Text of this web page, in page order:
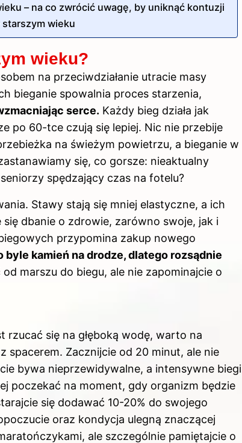
– na co zwrócić uwagę, by uniknąć kontuzji
wieku
wieku?
na przeciwdziałanie utracie masy
bieganie spowalnia proces starzenia,
serce. Każdy bieg działa jak
po 60-tce czują się lepiej. Nic nie przebije
na świeżym powietrzu, a bieganie w
się, co gorsze: nieaktualny
spędzający czas na fotelu?
Stawy stają się mniej elastyczne, a ich
dbanie o zdrowie, zarówno swoje, jak i
przypomina zakup nowego
kamień na drodze, dlatego rozsądnie
marszu do biegu, ale nie zapominajcie o
rzucać się na głęboką wodę, warto na
spacerem. Zacznijcie od 20 minut, ale nie
bywa nieprzewidywalne, a intensywne biegi
poczekać na moment, gdy organizm będzie
się dodawać 10-20% do swojego
oraz kondycja ulegną znaczącej
ale szczególnie pamiętajcie o